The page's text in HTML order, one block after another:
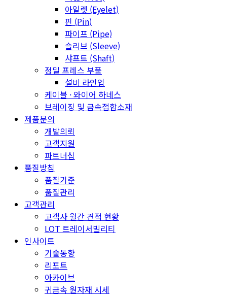
아일렛 (Eyelet)
핀 (Pin)
파이프 (Pipe)
슬리브 (Sleeve)
샤프트 (Shaft)
정밀 프레스 부품
설비 라인업
케이블 · 와이어 하네스
브레이징 및 금속접합소재
제품문의
개발의뢰
고객지원
파트너십
품질방침
품질기준
품질관리
고객관리
고객사 월간 견적 현황
LOT 트레이서빌리티
인사이트
기술동향
리포트
아카이브
귀금속 원자재 시세